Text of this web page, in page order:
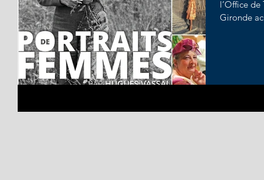
l’Office
Gironde